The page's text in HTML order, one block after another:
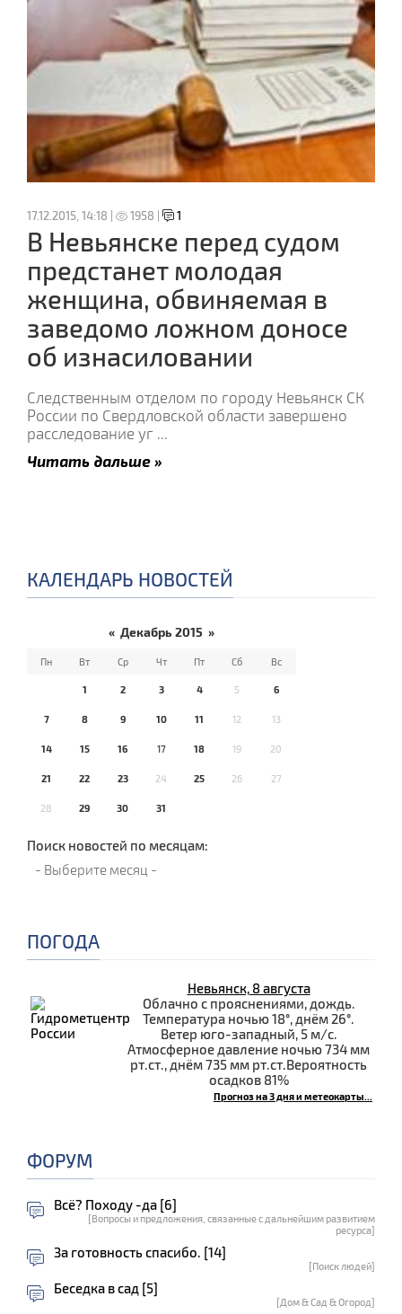
17.12.2015, 14:18 | 1958 | 1
В Невьянске перед судом
предстанет молодая
женщина, обвиняемая в
заведомо ложном доносе
об изнасиловании
Следственным отделом по городу Невьянск СК
России по Свердловской области завершено
расследование уг ...
Читать дальше »
КАЛЕНДАРЬ НОВОСТЕЙ
« Декабрь 2015 »
Пн Вт Ср Чт Пт Сб Вс
1 2 3 4 5 6
7 8 9 10 11 12 13
14 15 16 17 18 19 20
21 22 23 24 25 26 27
28 29 30 31
Поиск новостей по месяцам:
ПОГОДА
Невьянск, 8 августа
Облачно с прояснениями, дождь.
Температура ночью 18°, днём 26°.
Ветер юго-западный, 5 м/с.
Атмосферное давление ночью 734 мм
рт.ст., днём 735 мм рт.ст.Вероятность
осадков 81%
Прогноз на 3 дня и метеокарты...
ФОРУМ
Всё? Походу -да [6]
[Вопросы и предложения, связанные с дальнейшим развитием
ресурса]
За готовность спасибо. [14]
[Поиск людей]
Беседка в сад [5]
[Дом & Сад & Огород]